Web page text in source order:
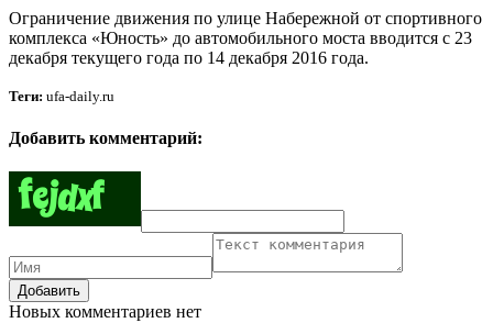
Ограничение движения по улице Набережной от спортивного
комплекса «Юность» до автомобильного моста вводится с 23
декабря текущего года по 14 декабря 2016 года.
Теги: ufa-daily.ru
Добавить комментарий:
Добавить
Новых комментариев нет